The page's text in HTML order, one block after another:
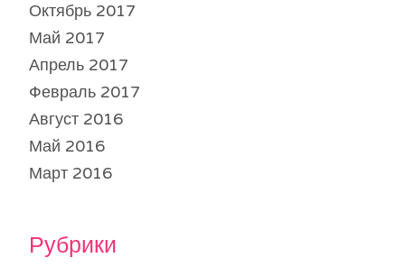
Октябрь 2017
Май 2017
Апрель 2017
Февраль 2017
Август 2016
Май 2016
Март 2016
Рубрики